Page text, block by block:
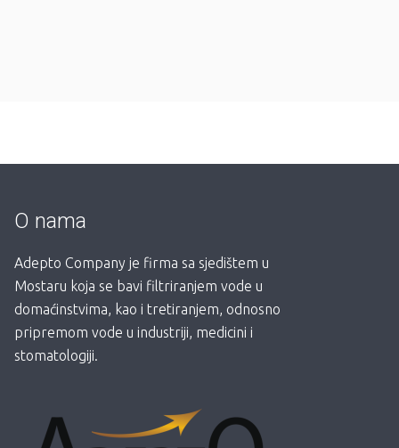
O nama
Adepto Company je firma sa sjedištem u
Mostaru koja se bavi filtriranjem vode u
domaćinstvima, kao i tretiranjem, odnosno
pripremom vode u industriji, medicini i
stomatologiji.